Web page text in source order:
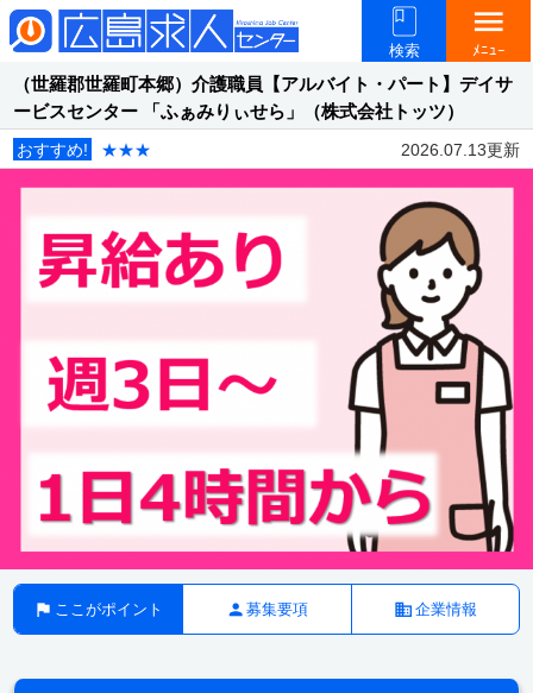
検索
menu
ﾒﾆｭｰ
（世羅郡世羅町本郷）介護職員【アルバイト・パート】デイサ
ービスセンター 「ふぁみりぃせら」（株式会社トッツ）
おすすめ! ★★★ 2026.07.13更新
ここがポイント 募集要項 企業情報